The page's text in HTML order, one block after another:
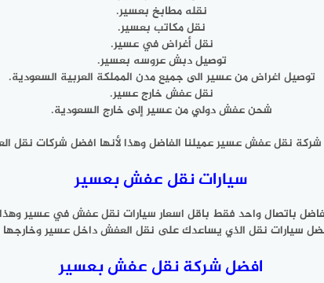
نقله مطابخ بعسير.
نقل مكاتب بعسير.
نقل أغراض في عسير.
توصيل دبش عروسه بعسير.
توصيل اغراض من عسير الى جميع مدن المملكة العربية السعودية.
نقل عفش خارج عسير.
شحن عفش دولي من عسير إلى خارج السعودية.
شركة نقل عفش عسير عميلنا الفاضل وهذا لأنها افضل شركات نقل
سيارات نقل عفش بعسير
باتصال واحد فقط باقل اسعار سيارات نقل عفش في عسير
سيارات نقل الذي يساعدك على نقل العفش داخل عسير وخارجها
افضل شركة نقل عفش بعسير